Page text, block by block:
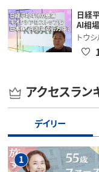
日経
AI相
トウ
アクセスラン
デイリー
1